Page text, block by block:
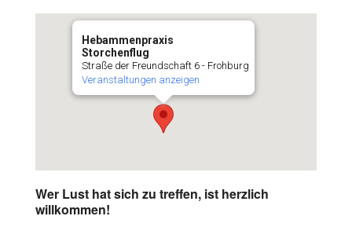
Hebammenpraxis
Storchenflug
Straße der Freundschaft 6 - Frohburg
Veranstaltungen anzeigen
Wer Lust hat sich zu treffen, ist herzlich
willkommen!